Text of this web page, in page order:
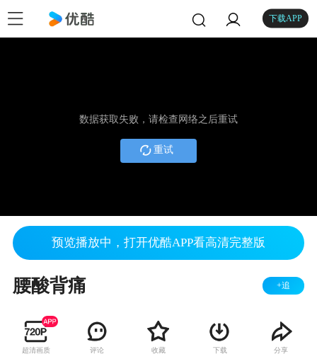
下载APP
数据获取失败，请检查网络之后重试
重试
预览播放中，打开优酷APP看高清完整版
腰酸背痛 +追
超清画质 评论 收藏 下载 分享